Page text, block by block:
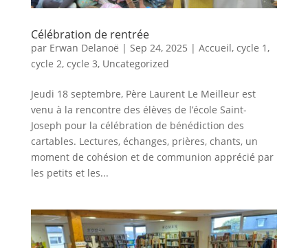
Célébration de rentrée
par Erwan Delanoë | Sep 24, 2025 | Accueil, cycle 1,
cycle 2, cycle 3, Uncategorized
Jeudi 18 septembre, Père Laurent Le Meilleur est
venu à la rencontre des élèves de l’école Saint-
Joseph pour la célébration de bénédiction des
cartables. Lectures, échanges, prières, chants, un
moment de cohésion et de communion apprécié par
les petits et les...